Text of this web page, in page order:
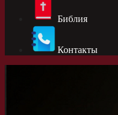
Библия
Контакты